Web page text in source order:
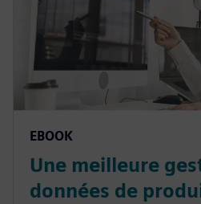
EBOOK
Une meilleure
données de